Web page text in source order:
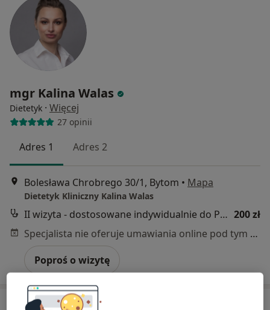
mgr Kalina Walas
Dietetyk · Więcej
27 opinii
Adres 1 Adres 2
Bolesława Chrobrego 30/1, Bytom • Mapa
Dietetyk Kliniczny Kalina Walas
II wizyta - dostosowane indywidualnie do Pacjenta zalecenia 200 zł
Specjalista nie oferuje umawiania online pod tym adresem.
Poproś o wizytę